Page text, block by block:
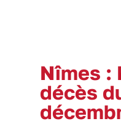
Nîmes :
décès